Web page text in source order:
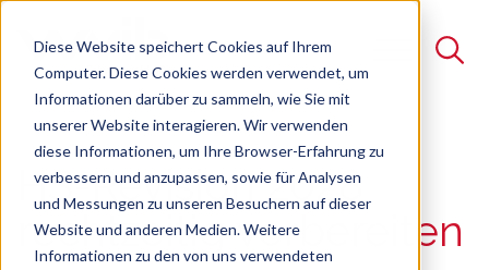
Diese Website speichert Cookies auf Ihrem
Computer. Diese Cookies werden verwendet, um
Informationen darüber zu sammeln, wie Sie mit
unserer Website interagieren. Wir verwenden
diese Informationen, um Ihre Browser-Erfahrung zu
verbessern und anzupassen, sowie für Analysen
und Messungen zu unseren Besuchern auf dieser
Website und anderen Medien. Weitere
Informationen zu den von uns verwendeten
Suche
Es gibt keine Vorschläge, da das Suchfeld leer ist.
HS-Revision 2028
rechtzeitig vorbereiten